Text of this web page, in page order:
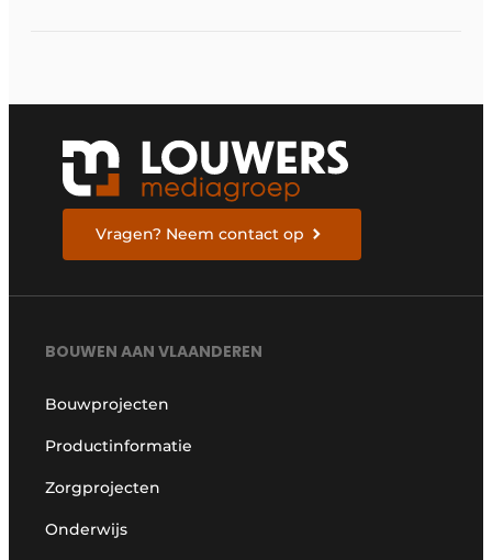
Vragen? Neem contact op
BOUWEN AAN VLAANDEREN
Bouwprojecten
Productinformatie
Zorgprojecten
Onderwijs